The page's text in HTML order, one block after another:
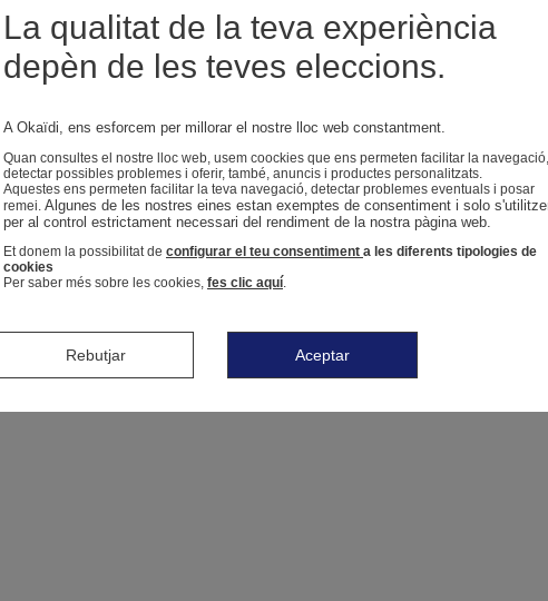
La qualitat de la teva experiència
depèn de les teves eleccions.
A Okaïdi, ens esforcem per millorar el nostre lloc web constantment.
Quan consultes el nostre lloc web, usem coockies que ens permeten facilitar la navegació,
detectar possibles problemes i oferir, també, anuncis i productes personalitzats.
Aquestes ens permeten facilitar la teva navegació, detectar problemes eventuals i posar
remei. Algunes de les nostres eines estan exemptes de consentiment i solo
per al control estrictament necessari del rendiment de la nostra pàgina web.
Et donem la possibilitat de configurar el teu consentiment a les diferents tipologies de
cookies
Per saber més sobre les cookies, fes clic aquí.
Rebutjar Aceptar